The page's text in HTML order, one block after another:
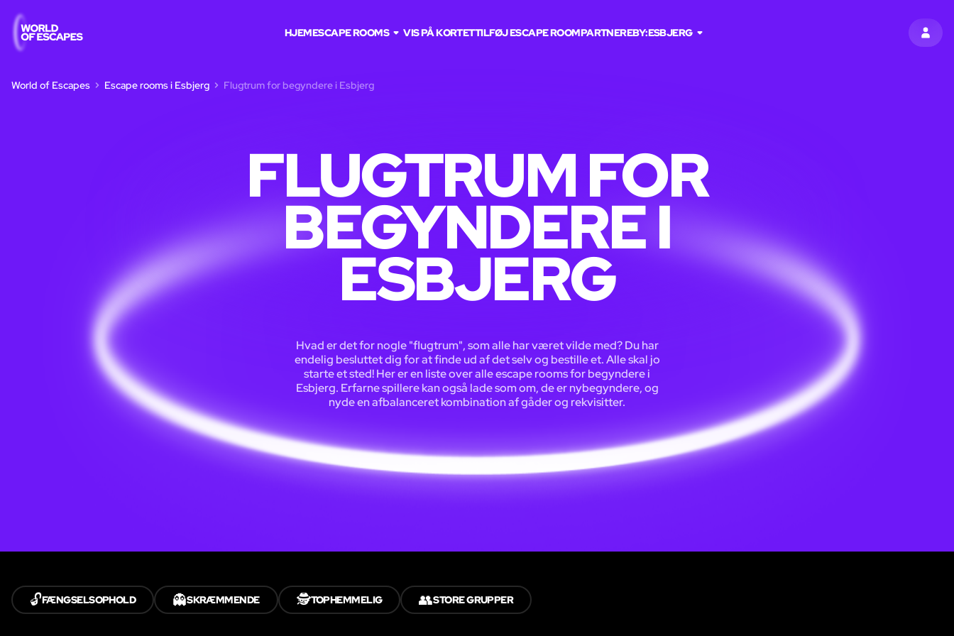
LOG
HJEMESCAPE ROOMS VIS PÅ KORTETTILFØJ ESCAPE ROOMPARTNEREBY:ESBJERG
World of Escapes Escape rooms i Esbjerg Flugtrum for begyndere i Esbjerg
FLUGTRUM FOR
BEGYNDERE I
ESBJERG
Hvad er det for nogle "flugtrum", som alle har været vilde med? Du har
endelig besluttet dig for at finde ud af det selv og bestille et. Alle skal jo
starte et sted! Her er en liste over alle escape rooms for begyndere i
Esbjerg. Erfarne spillere kan også lade som om, de er nybegyndere, og
nyde en afbalanceret kombination af gåder og rekvisitter.
🔓FÆNGSELSOPHOLD 👻SKRÆMMENDE 🕵️TOPHEMMELIG 👥STORE GRUPPER